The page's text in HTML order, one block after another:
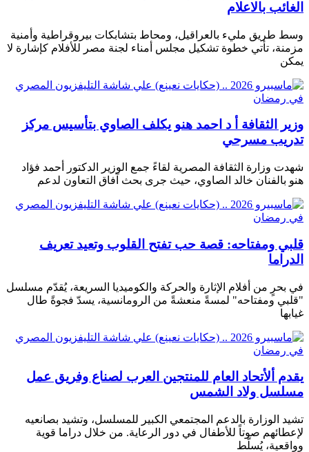
الغائب بالاعلام
وسط طريق مليء بالعراقيل، ومحاط بتشابكات بيروقراطية وأمنية
مزمنة، تأتي خطوة تشكيل مجلس أمناء لجنة مصر للأفلام كإشارة لا
يمكن
وزير الثقافة أ د احمد هنو يكلف الصاوي بتأسيس مركز
تدريب مسرحي
شهدت وزارة الثقافة المصرية لقاءً جمع الوزير الدكتور أحمد فؤاد
هنو بالفنان خالد الصاوي، حيث جرى بحث آفاق التعاون لدعم
قلبي ومفتاحه: قصة حب تفتح القلوب وتعيد تعريف
الدراما
في بحرٍ من أفلام الإثارة والحركة والكوميديا ​​السريعة، يُقدّم مسلسل
"قلبي ومفتاحه" لمسةً منعشةً من الرومانسية، يسدّ فجوةً طال
غيابها
يقدم ألأتحاد العام للمنتجين العرب لصناع وفريق عمل
مسلسل ولاد الشمس
تشيد الوزارة بالدعم المجتمعي الكبير للمسلسل، وتشيد بصانعيه
لإعطائهم صوتاً للأطفال في دور الرعاية. من خلال دراما قوية
وواقعية، يُسلّط